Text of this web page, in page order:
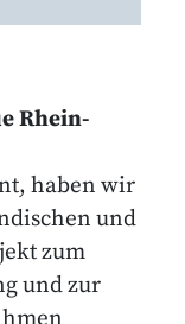
Rhein-
haben wir
und
zum
und zur